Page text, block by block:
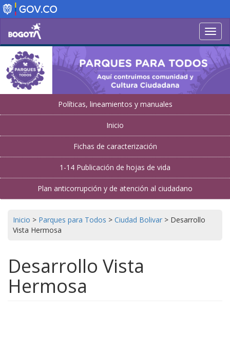
Pasar
al
contenido
principal
Políticas, lineamientos y manuales
Inicio
Fichas de caracterización
1-14 Publicación de hojas de vida
Plan anticorrupción y de atención al ciudadano
Inicio > Parques para Todos > Ciudad Bolivar > Desarrollo
Vista Hermosa
Desarrollo Vista
Hermosa